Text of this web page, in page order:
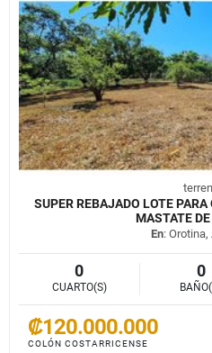
SUPER REBAJADO LOTE
MASTATE
En:
0
CUARTO(S)
0
₡120.000.000
COLÓN COSTARRICENSE